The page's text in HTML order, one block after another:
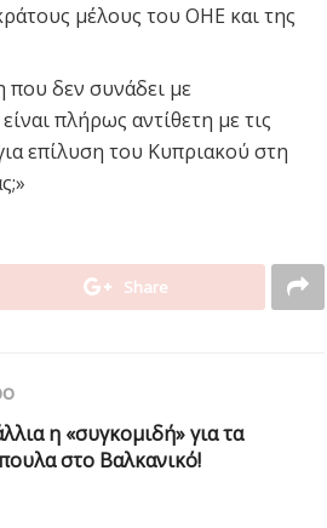
μέλους του ΟΗΕ και της
δεν συνάδει με
πλήρως αντίθετη με τις
επίλυση του Κυπριακού στη
Share
η «συγκομιδή» για τα
στο Βαλκανικό!